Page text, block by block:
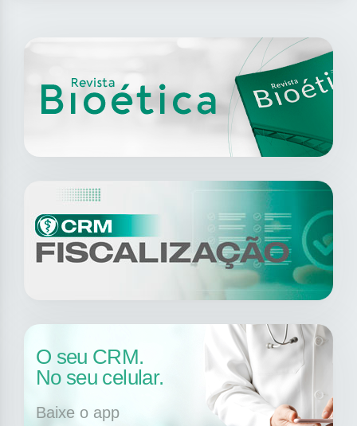
O seu CRM.
No seu celular.
Baixe o app